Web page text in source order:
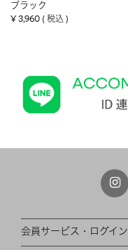
ブラック
¥ 3,960 税込
会員サービス・ログイン